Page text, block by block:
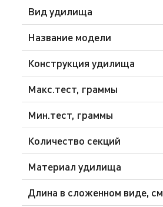
Вид удилища
Название модели
Конструкция удилища
Макс.тест, граммы
Мин.тест, граммы
Количество секций
Материал удилища
Длина в сложенном виде, см